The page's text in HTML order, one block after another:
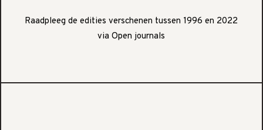
Raadpleeg de edities verschenen tussen 1996 en 2022
via Open journals